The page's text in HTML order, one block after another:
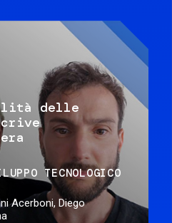
delle
TECNOLOGICO
Acerboni, Diego